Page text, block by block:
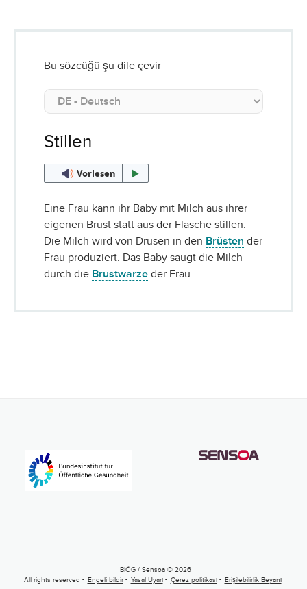
Bu sözcüğü şu dile çevir
Stillen
Vorlesen
Eine Frau kann ihr Baby mit Milch aus ihrer
eigenen Brust statt aus der Flasche stillen.
Die Milch wird von Drüsen in den Brüsten der
Frau produziert. Das Baby saugt die Milch
durch die Brustwarze der Frau.
BIÖG / Sensoa © 2026
All rights reserved
Engeli bildir Yasal Uyarı Çerez politikası Erişilebilirlik Beyanı